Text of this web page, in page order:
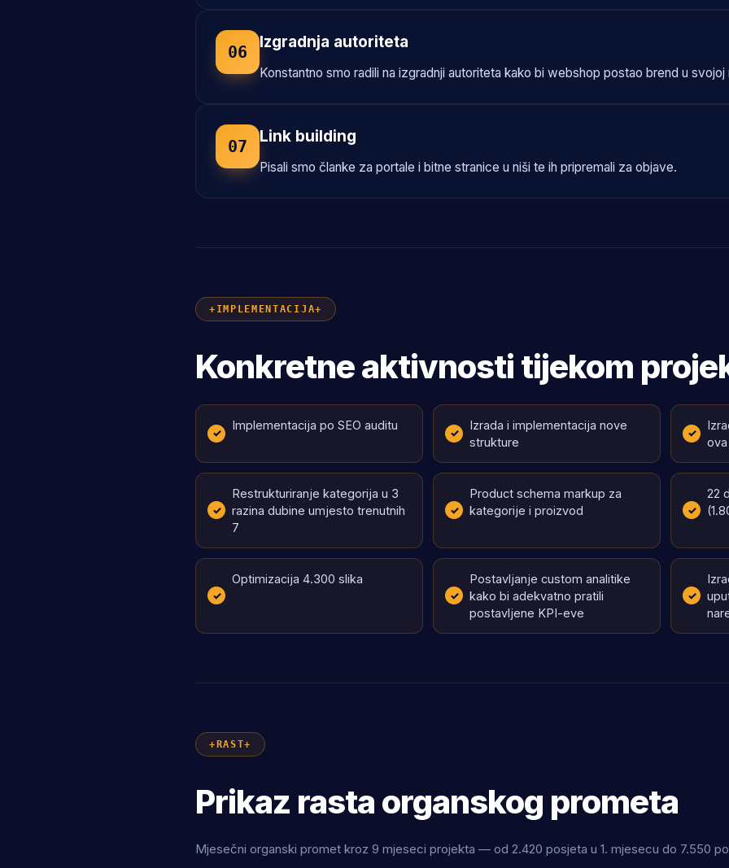
06
Izgradnja autoriteta
Konstantno smo radili na izgradnji autoriteta kako bi webshop postao brend u svojoj
07
Link building
Pisali smo članke za portale i bitne stranice u niši te ih pripremali za objave.
IMPLEMENTACIJA
Konkretne aktivnosti tijekom
Implementacija po SEO auditu
Izrada i implementacija nove
strukture
Restrukturiranje kategorija u 3
razina dubine umjesto trenutnih
7
Product schema markup za
kategorije i proizvod
22
Optimizacija 4.300 slika
Postavljanje custom analitike
kako bi adekvatno pratili
postavljene KPI-eve
RAST
Prikaz rasta organskog prometa
Mjesečni organski promet kroz 9 mjeseci projekta — od 2.420 posjeta u 1. mjesecu do 7.550